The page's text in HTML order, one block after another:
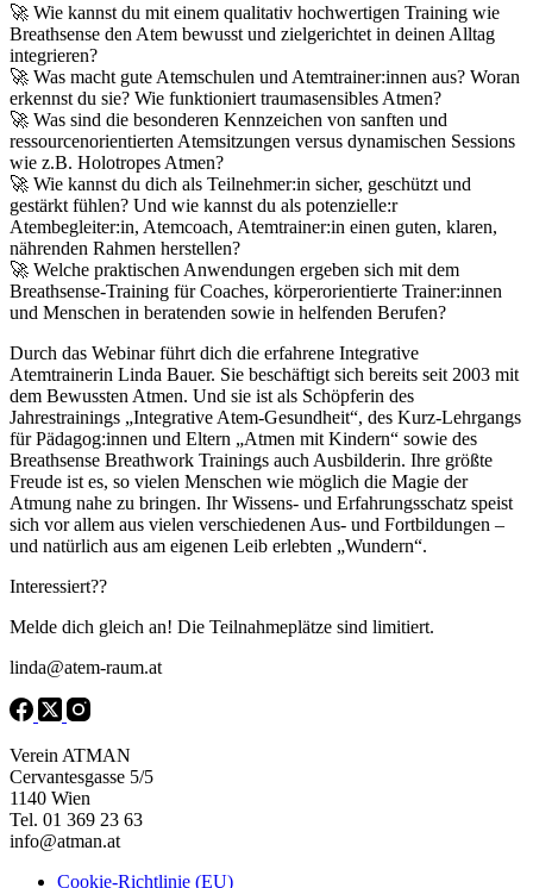
🚀 Wie kannst du mit einem qualitativ hochwertigen Training wie
Breathsense den Atem bewusst und zielgerichtet in deinen Alltag
integrieren?
🚀 Was macht gute Atemschulen und Atemtrainer:innen aus? Woran
erkennst du sie? Wie funktioniert traumasensibles Atmen?
🚀 Was sind die besonderen Kennzeichen von sanften und
ressourcenorientierten Atemsitzungen versus dynamischen Sessions
wie z.B. Holotropes Atmen?
🚀 Wie kannst du dich als Teilnehmer:in sicher, geschützt und
gestärkt fühlen? Und wie kannst du als potenzielle:r
Atembegleiter:in, Atemcoach, Atemtrainer:in einen guten, klaren,
nährenden Rahmen herstellen?
🚀 Welche praktischen Anwendungen ergeben sich mit dem
Breathsense-Training für Coaches, körperorientierte Trainer:innen
und Menschen in beratenden sowie in helfenden Berufen?
Durch das Webinar führt dich die erfahrene Integrative
Atemtrainerin Linda Bauer. Sie beschäftigt sich bereits seit 2003 mit
dem Bewussten Atmen. Und sie ist als Schöpferin des
Jahrestrainings „Integrative Atem-Gesundheit“, des Kurz-Lehrgangs
für Pädagog:innen und Eltern „Atmen mit Kindern“ sowie des
Breathsense Breathwork Trainings auch Ausbilderin. Ihre größte
Freude ist es, so vielen Menschen wie möglich die Magie der
Atmung nahe zu bringen. Ihr Wissens- und Erfahrungsschatz speist
sich vor allem aus vielen verschiedenen Aus- und Fortbildungen –
und natürlich aus am eigenen Leib erlebten „Wundern“.
Interessiert??
Melde dich gleich an! Die Teilnahmeplätze sind limitiert.
linda@atem-raum.at
Verein ATMAN
Cervantesgasse 5/5
1140 Wien
Tel. 01 369 23 63
info@atman.at
Cookie-Richtlinie (EU)